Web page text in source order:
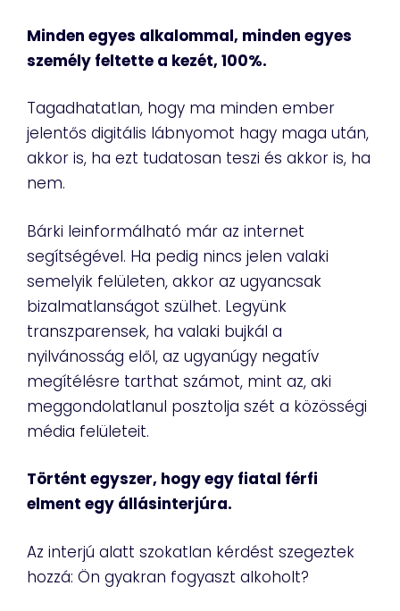
Minden egyes alkalommal, minden egyes
személy feltette a kezét, 100%.
Tagadhatatlan, hogy ma minden ember
jelentős digitális lábnyomot hagy maga után,
akkor is, ha ezt tudatosan teszi és akkor is, ha
nem.
Bárki leinformálható már az internet
segítségével. Ha pedig nincs jelen valaki
semelyik felületen, akkor az ugyancsak
bizalmatlanságot szülhet. Legyünk
transzparensek, ha valaki bujkál a
nyilvánosság elől, az ugyanúgy negatív
megítélésre tarthat számot, mint az, aki
meggondolatlanul posztolja szét a közösségi
média felületeit.
Történt egyszer, hogy egy fiatal férfi
elment egy állásinterjúra.
Az interjú alatt szokatlan kérdést szegeztek
hozzá: Ön gyakran fogyaszt alkoholt?